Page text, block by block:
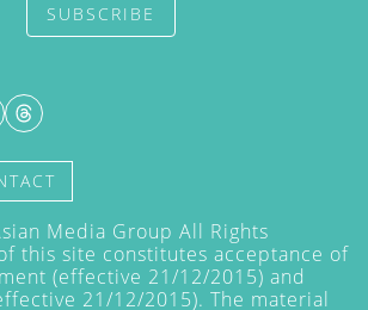
SUBSCRIBE
Media Group All Rights
this site constitutes acceptance of
(effective 21/12/2015) and
21/12/2015). The material